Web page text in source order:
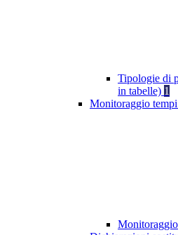
Tipologie di
in tabelle) 1
Monitoraggio